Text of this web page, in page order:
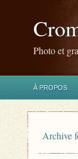
Photo et
À PROPOS
Archive